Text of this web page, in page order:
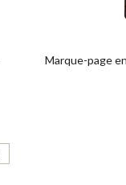
Marque-page